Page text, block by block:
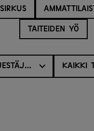
SIRKUS
TAITEIDEN YÖ
KAIKKI TAPAHTUMAJÄRJESTÄJÄT KAIKKI